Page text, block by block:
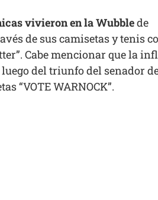
vivieron en la Wubblede
de sus camisetas y tenis
Cabe mencionar que la
del triunfo del senador
“VOTE WARNOCK”.